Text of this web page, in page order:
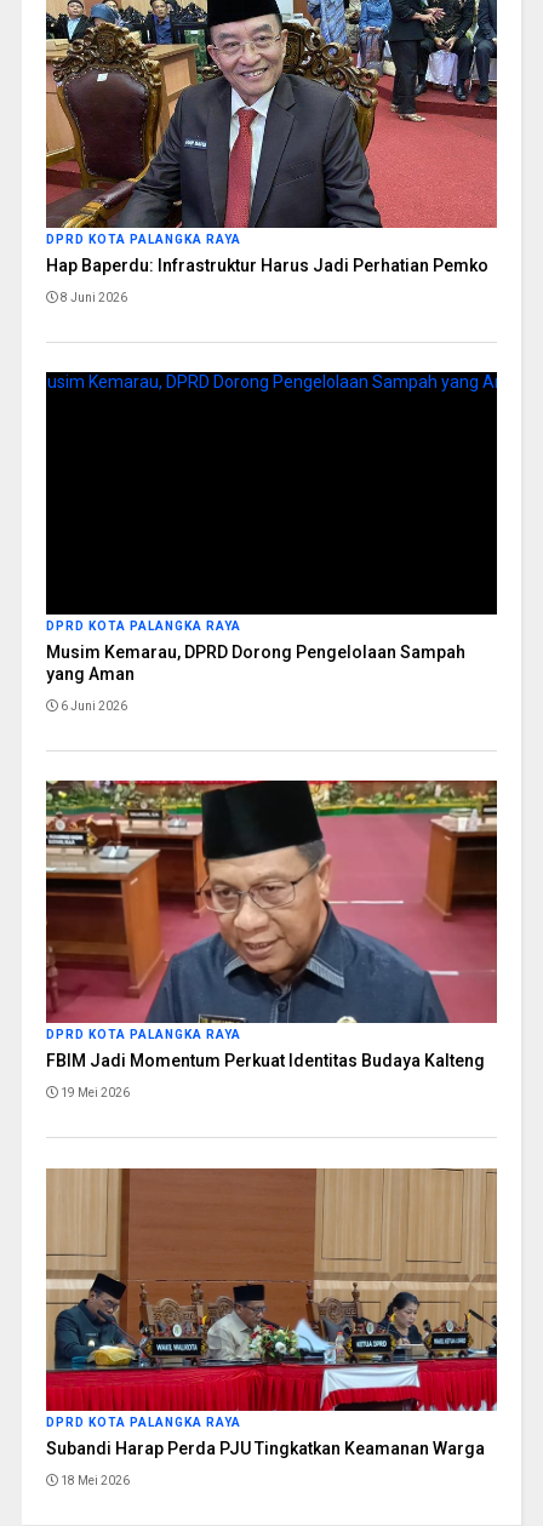
DPRD KOTA PALANGKA RAYA
Hap Baperdu: Infrastruktur Harus Jadi Perhatian Pemko
8 Juni 2026
DPRD KOTA PALANGKA RAYA
Musim Kemarau, DPRD Dorong Pengelolaan Sampah
yang Aman
6 Juni 2026
DPRD KOTA PALANGKA RAYA
FBIM Jadi Momentum Perkuat Identitas Budaya Kalteng
19 Mei 2026
DPRD KOTA PALANGKA RAYA
Subandi Harap Perda PJU Tingkatkan Keamanan Warga
18 Mei 2026